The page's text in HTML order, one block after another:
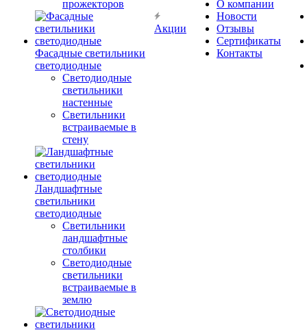
прожекторов
Фасадные светильники
светодиодные
Светодиодные
светильники
настенные
Светильники
встраиваемые в
стену
Ландшафтные
светильники
светодиодные
Светильники
ландшафтные
столбики
Светодиодные
светильники
встраиваемые в
землю
Акции
О компании
Новости
Отзывы
Сертификаты
Контакты